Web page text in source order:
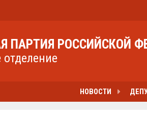
ПАРТИЯ РОССИЙСКОЙ
НОВОСТИ